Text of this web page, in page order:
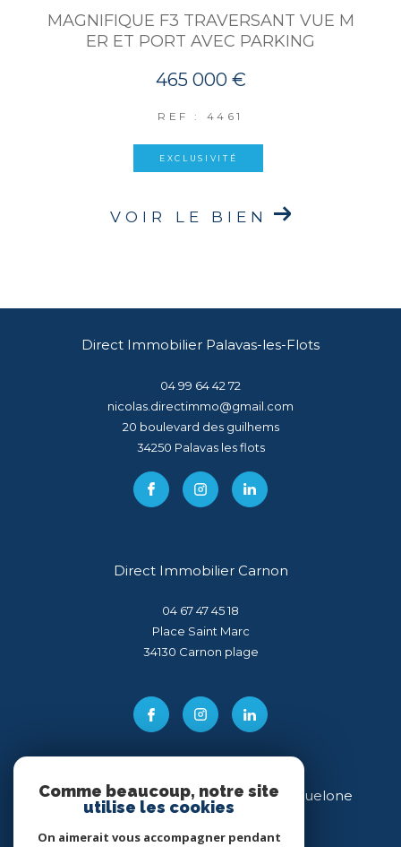
MAGNIFIQUE F3 TRAVERSANT VUE M
ER ET PORT AVEC PARKING
465 000 €
REF : 4461
EXCLUSIVITÉ
VOIR LE BIEN
Direct Immobilier Palavas-les-Flots
04 99 64 42 72
nicolas.directimmo@gmail.com
20 boulevard des guilhems
34250
palavas les flots
Direct Immobilier Carnon
04 67 47 45 18
Place Saint Marc
34130
carnon plage
Direct Immobilier Villeneuve-lès-Maguelone
04 99 54 11 43
Comme beaucoup, notre site
utilise les cookies
On aimerait vous accompagner pendant